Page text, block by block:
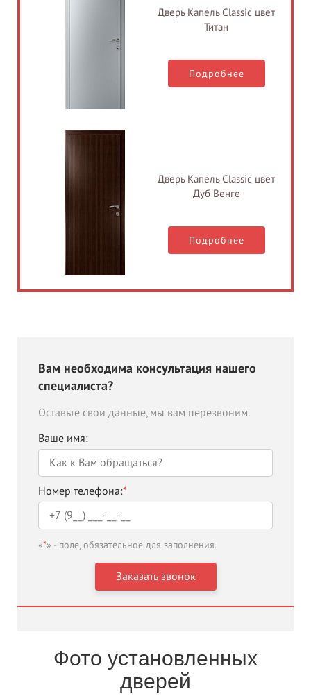
Дверь Капель Classic цвет
Титан
Подробнее
Дверь Капель Classic цвет
Дуб Венге
Подробнее
Вам необходима консультация нашего
специалиста?
Оставьте свои данные, мы вам перезвоним.
Ваше имя:
Номер телефона:*
«*» - поле, обязательное для заполнения.
Фото установленных
дверей